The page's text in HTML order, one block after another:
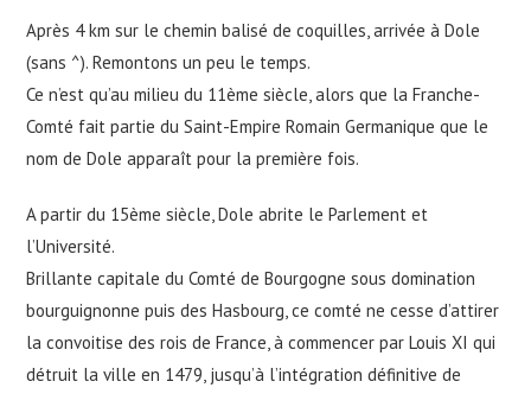
Après 4 km sur le chemin balisé de coquilles, arrivée à Dole
(sans ^). Remontons un peu le temps.
Ce n’est qu’au milieu du 11ème siècle, alors que la Franche-
Comté fait partie du Saint-Empire Romain Germanique que le
nom de Dole apparaît pour la première fois.
A partir du 15ème siècle, Dole abrite le Parlement et
l’Université.
Brillante capitale du Comté de Bourgogne sous domination
bourguignonne puis des Hasbourg, ce comté ne cesse d’attirer
la convoitise des rois de France, à commencer par Louis XI qui
détruit la ville en 1479, jusqu’à l’intégration définitive de